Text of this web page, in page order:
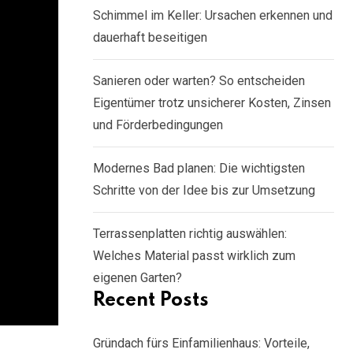
Schimmel im Keller: Ursachen erkennen und
dauerhaft beseitigen
Sanieren oder warten? So entscheiden
Eigentümer trotz unsicherer Kosten, Zinsen
und Förderbedingungen
Modernes Bad planen: Die wichtigsten
Schritte von der Idee bis zur Umsetzung
Terrassenplatten richtig auswählen:
Welches Material passt wirklich zum
eigenen Garten?
Recent Posts
Gründach fürs Einfamilienhaus: Vorteile,